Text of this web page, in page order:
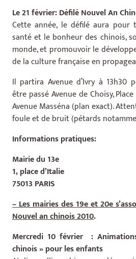
Le 21 février: Défilé Nouvel An
Cette année, le défilé aura
santé et le bonheur des chinois,
monde, et promouvoir le
de la culture française en
Il partira Avenue d’Ivry à 13h30
être passé Avenue de Choisy,
Avenue Masséna (plan exact).
foule et de bruit (pétards
Informations pratiques:
Mairie du 13e
1, place d’Italie
75013 PARIS
– Les mairies des 19e et 20e
Nouvel an chinois 2010.
Mercredi 10 février :
chinois » pour les enfants